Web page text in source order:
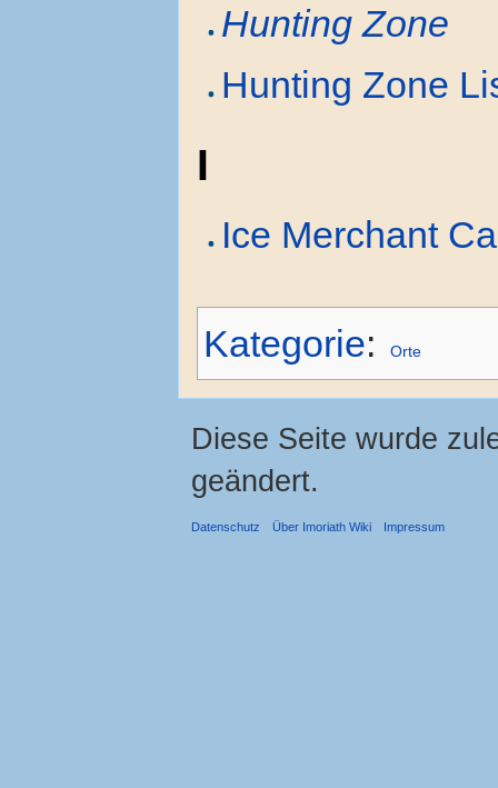
Hunting Zone
Hunting Zone
I
Ice Merchant
Kategorie: Orte
Diese Seite wurde
geändert.
Datenschutz Über Imoriath Wiki Impressum